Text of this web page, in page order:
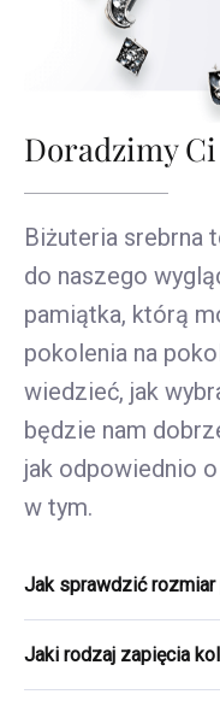
Doradzimy
Biżuteria srebrna
do naszego
pamiątka, którą
pokolenia na
wiedzieć, jak
będzie nam
jak odpowiednio
w tym.
Jak sprawdzić rozmiar
poznać jego
bezpośrednio do
Jaki rodzaj zapięcia